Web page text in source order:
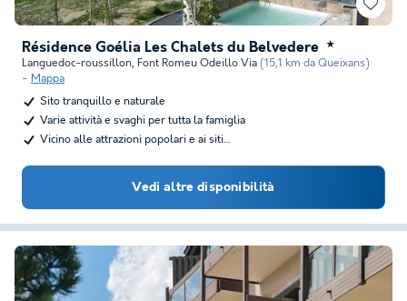
Résidence Goélia Les Chalets du Belvedere ★
Languedoc-roussillon, Font Romeu Odeillo Via (15,1 km da Queixans)
Mappa
Sito tranquillo e naturale
Varie attività e svaghi per tutta la famiglia
Vicino alle attrazioni popolari e ai siti…
Vedi altre disponibilità